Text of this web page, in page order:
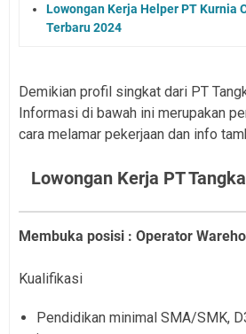
Lowongan Kerja Helper PT Kurnia
Terbaru 2024
Demikian profil singkat dari PT
Informasi di bawah ini merupakan
cara melamar pekerjaan dan info
Lowongan Kerja PT
Membuka posisi : Operator
Kualifikasi
Pendidikan minimal SMA/SMK,